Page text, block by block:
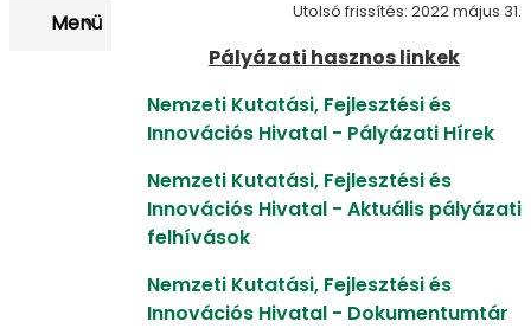
Menü Utolsó frissítés: 2022 május 31.
Pályázati hasznos linkek
Nemzeti Kutatási, Fejlesztési és
Innovációs Hivatal - Pályázati Hírek
Nemzeti Kutatási, Fejlesztési és
Innovációs Hivatal - Aktuális pályázati
felhívások
Nemzeti Kutatási, Fejlesztési és
Innovációs Hivatal - Dokumentumtár